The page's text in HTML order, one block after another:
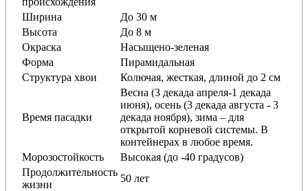
Ширина
До 30 м
Высота
До 8 м
Окраска
Насыщено-зеленая
Форма
Пирамидальная
Структура хвои
Колючая, жесткая, длиной до 2 см
Время пасадки
Весна (3 декада апреля-1 декада
июня), осень (3 декада августа - 3
декада ноября), зима – для
открытой корневой системы. В
контейнерах в любое время.
Морозостойкость
Высокая (до -40 градусов)
Продолжительность
жизни
50 лет